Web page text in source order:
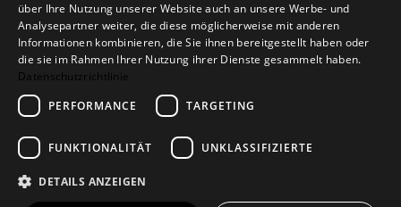
AGB Datenschutz
Impressum
Kontakt
© 2026Design Geschenke
über Ihre Nutzung unserer Website auch an unsere Werbe- und
Analysepartner weiter, die diese möglicherweise mit anderen
Informationen kombinieren, die Sie ihnen bereitgestellt haben oder
die sie im Rahmen Ihrer Nutzung ihrer Dienste gesammelt haben.
Datenschutzrichtlinie
PERFORMANCE
TARGETING
FUNKTIONALITÄT UNKLASSIFIZIERTE
DETAILS ANZEIGEN